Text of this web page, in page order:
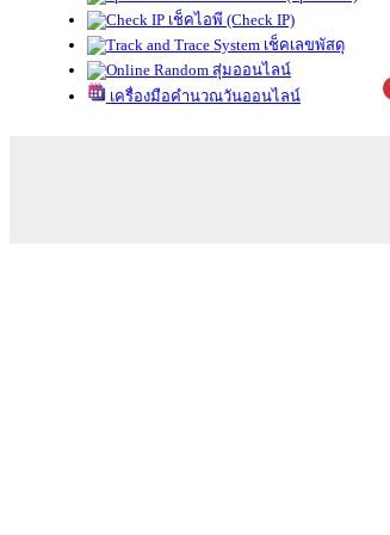
เช็คไอพี (Check IP)
เช็คเลขพัสดุ
สุ่มออนไลน์
เครื่องมือคำนวณวันออนไลน์